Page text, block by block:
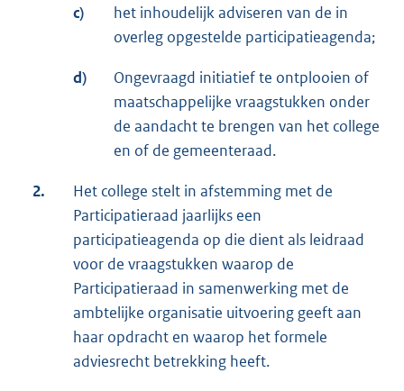
c)
het inhoudelijk adviseren van de in
overleg opgestelde participatieagenda;
d)
Ongevraagd initiatief te ontplooien of
maatschappelijke vraagstukken onder
de aandacht te brengen van het college
en of de gemeenteraad.
2.
Het college stelt in afstemming met de
Participatieraad jaarlijks een
participatieagenda op die dient als leidraad
voor de vraagstukken waarop de
Participatieraad in samenwerking met de
ambtelijke organisatie uitvoering geeft aan
haar opdracht en waarop het formele
adviesrecht betrekking heeft.